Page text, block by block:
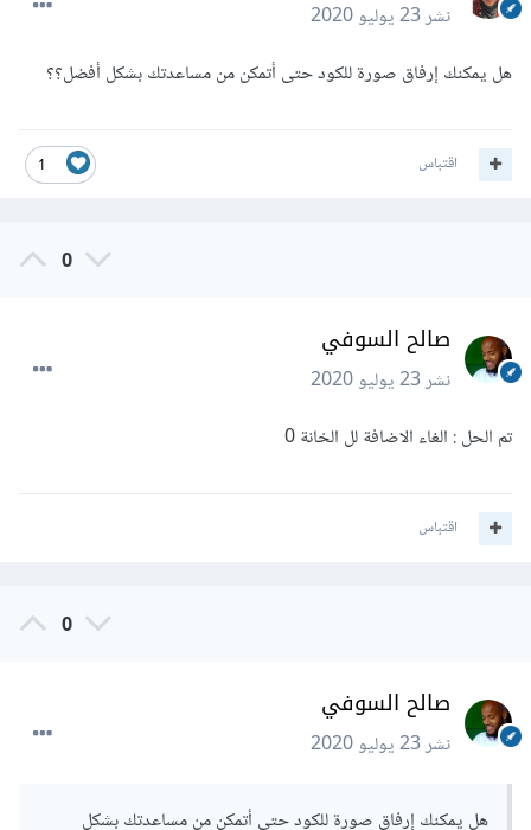
نشر23 يوليو 2020
هل يمكنك إرفاق صورة للكود حتى أتمكن من مساعدتك بشكل أفضل؟؟
1 اقتباس
0
صالح السوفي
نشر23 يوليو 2020
تم الحل : الغاء الاضافة لل الخانة 0
اقتباس
0
صالح السوفي
نشر23 يوليو 2020
هل يمكنك إرفاق صورة للكود حتى أتمكن من مساعدتك بشكل